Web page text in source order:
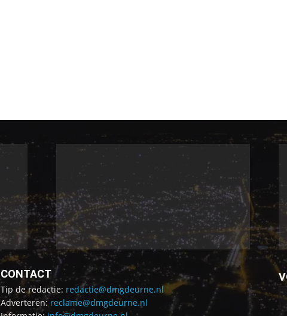
CONTACT
Tip de redactie: redactie@dmgdeurne.nl
Adverteren: reclame@dmgdeurne.nl